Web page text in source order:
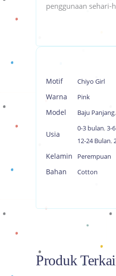
penggunaan sehari-
Motif Chiyo Girl
Warna Pink
Model Baju Panjang,
Usia
0-3 bulan, 3-
12-24 Bulan,
Kelamin Perempuan
Bahan Cotton
Produk